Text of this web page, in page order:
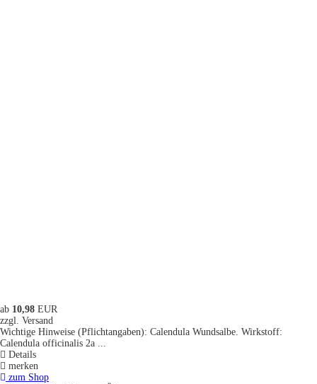
ab 10,98 EUR
zzgl. Versand
Wichtige Hinweise (Pflichtangaben): Calendula Wundsalbe. Wirkstoff:
Calendula officinalis 2a ...
Details
merken
zum Shop